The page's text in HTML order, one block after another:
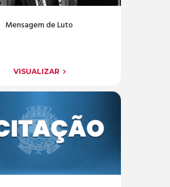
Mensagem de Luto
VISUALIZAR